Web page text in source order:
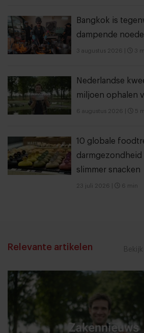
Bangkok is
dampende
3 augustus 2026 3
Nederlandse
miljoen ophalen
6 augustus 2026 5
10 globale
slimmer snacken
23 juli 2026 6 min
Relevante artikelen